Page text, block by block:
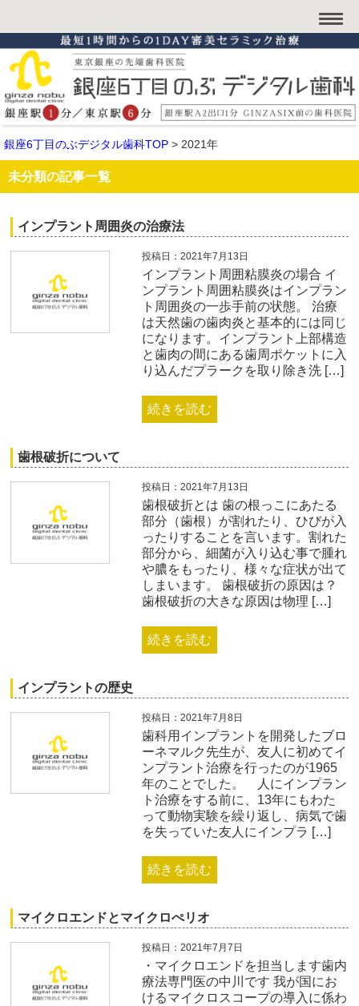
銀座6丁目のぶデジタル歯科TOP > 2021年
未分類の記事一覧
インプラント周囲炎の治療法
投稿日：2021年7月13日
インプラント周囲粘膜炎の場合 イ
ンプラント周囲粘膜炎はインプラン
ト周囲炎の一歩手前の状態。 治療
は天然歯の歯肉炎と基本的には同じ
になります。インプラント上部構造
と歯肉の間にある歯周ポケットに入
り込んだプラークを取り除き洗 […]
続きを読む
歯根破折について
投稿日：2021年7月13日
歯根破折とは 歯の根っこにあたる
部分（歯根）が割れたり、ひびが入
ったりすることを言います。割れた
部分から、細菌が入り込む事で腫れ
や膿をもったり、様々な症状が出て
しまいます。 歯根破折の原因は？
歯根破折の大きな原因は物理 […]
続きを読む
インプラントの歴史
投稿日：2021年7月8日
歯科用インプラントを開発したブロ
ーネマルク先生が、友人に初めてイ
ンプラント治療を行ったのが1965
年のことでした。 人にインプラン
ト治療をする前に、13年にもわた
って動物実験を繰り返し、病気で歯
を失っていた友人にインプラ […]
続きを読む
マイクロエンドとマイクロぺリオ
投稿日：2021年7月7日
・マイクロエンドを担当します歯内
療法専門医の中川です 我が国にお
けるマイクロスコープの導入に係わ